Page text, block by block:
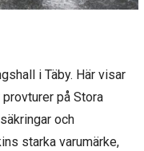
i Täby. Här visar
på Stora
och
starka varumärke,